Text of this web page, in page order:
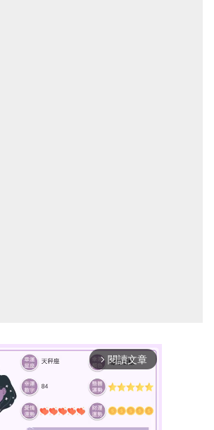
arrow_forward_ios 閱讀文章